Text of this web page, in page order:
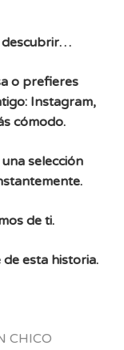
descubrir…
o prefieres
Instagram,
cómodo.
selección
de ti.
esta historia.
CHICO